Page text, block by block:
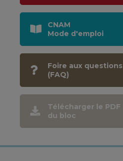
CNAM
Mode d'emploi
Foire aux questions
(FAQ)
Télécharger le PDF
du bloc